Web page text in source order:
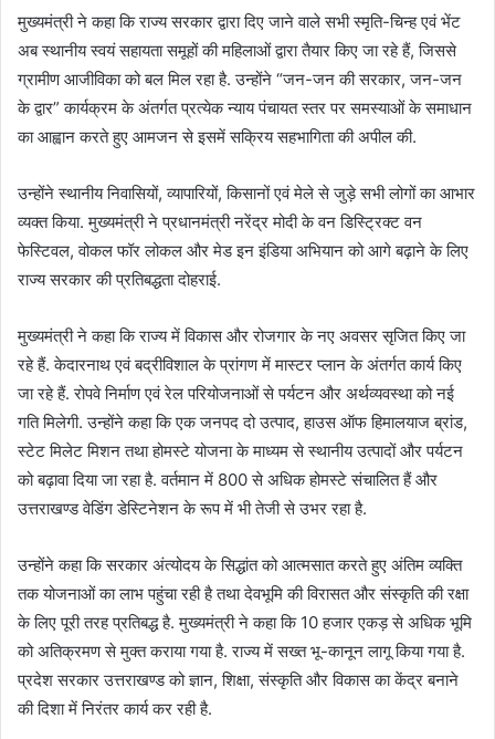
मुख्यमंत्री ने कहा कि राज्य सरकार द्वारा दिए जाने वाले सभी स्मृति-चिन्ह एवं भेंट
अब स्थानीय स्वयं सहायता समूहों की महिलाओं द्वारा तैयार किए जा रहे हैं, जिससे
ग्रामीण आजीविका को बल मिल रहा है. उन्होंने “जन-जन की सरकार, जन-जन
के द्वार” कार्यक्रम के अंतर्गत प्रत्येक न्याय पंचायत स्तर पर समस्याओं के समाधान
का आह्वान करते हुए आमजन से इसमें सक्रिय सहभागिता की अपील की.
उन्होंने स्थानीय निवासियों, व्यापारियों, किसानों एवं मेले से जुड़े सभी लोगों का आभार
व्यक्त किया. मुख्यमंत्री ने प्रधानमंत्री नरेंद्र मोदी के वन डिस्ट्रिक्ट वन
फेस्टिवल, वोकल फॉर लोकल और मेड इन इंडिया अभियान को आगे बढ़ाने के लिए
राज्य सरकार की प्रतिबद्धता दोहराई.
मुख्यमंत्री ने कहा कि राज्य में विकास और रोजगार के नए अवसर सृजित किए जा
रहे हैं. केदारनाथ एवं बद्रीविशाल के प्रांगण में मास्टर प्लान के अंतर्गत कार्य किए
जा रहे हैं. रोपवे निर्माण एवं रेल परियोजनाओं से पर्यटन और अर्थव्यवस्था को नई
गति मिलेगी. उन्होंने कहा कि एक जनपद दो उत्पाद, हाउस ऑफ हिमालयाज ब्रांड,
स्टेट मिलेट मिशन तथा होमस्टे योजना के माध्यम से स्थानीय उत्पादों और पर्यटन
को बढ़ावा दिया जा रहा है. वर्तमान में 800 से अधिक होमस्टे संचालित हैं और
उत्तराखण्ड वेडिंग डेस्टिनेशन के रूप में भी तेजी से उभर रहा है.
उन्होंने कहा कि सरकार अंत्योदय के सिद्धांत को आत्मसात करते हुए अंतिम व्यक्ति
तक योजनाओं का लाभ पहुंचा रही है तथा देवभूमि की विरासत और संस्कृति की रक्षा
के लिए पूरी तरह प्रतिबद्ध है. मुख्यमंत्री ने कहा कि 10 हजार एकड़ से अधिक भूमि
को अतिक्रमण से मुक्त कराया गया है. राज्य में सख्त भू-कानून लागू किया गया है.
प्रदेश सरकार उत्तराखण्ड को ज्ञान, शिक्षा, संस्कृति और विकास का केंद्र बनाने
की दिशा में निरंतर कार्य कर रही है.